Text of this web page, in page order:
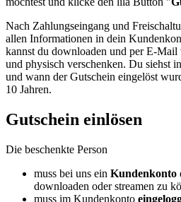
Nach Zahlungseingang und
allen Informationen in dein
kannst du downloaden und per E-Mail
und physisch verschenken. Du siehst
und wann der Gutschein eingelöst
10 Jahren.
Gutschein einlösen
Die beschenkte Person
muss bei uns ein Kundenkonto
downloaden oder streamen zu
muss im Kundenkonto